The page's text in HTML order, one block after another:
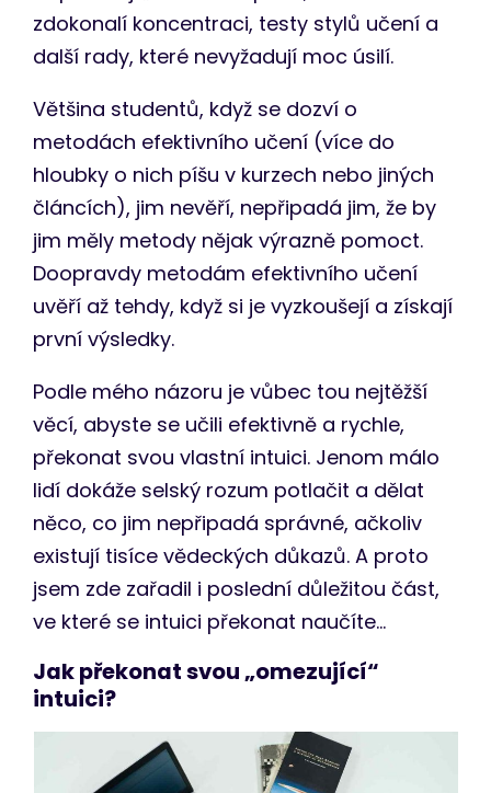
zdokonalí koncentraci, testy stylů učení a
další rady, které nevyžadují moc úsilí.
Většina studentů, když se dozví o
metodách efektivního učení (více do
hloubky o nich píšu v kurzech nebo jiných
článcích), jim nevěří, nepřipadá jim, že by
jim měly metody nějak výrazně pomoct.
Doopravdy metodám efektivního učení
uvěří až tehdy, když si je vyzkoušejí a získají
první výsledky.
Podle mého názoru je vůbec tou nejtěžší
věcí, abyste se učili efektivně a rychle,
překonat svou vlastní intuici. Jenom málo
lidí dokáže selský rozum potlačit a dělat
něco, co jim nepřipadá správné, ačkoliv
existují tisíce vědeckých důkazů. A proto
jsem zde zařadil i poslední důležitou část,
ve které se intuici překonat naučíte…
Jak překonat svou „omezující“
intuici?